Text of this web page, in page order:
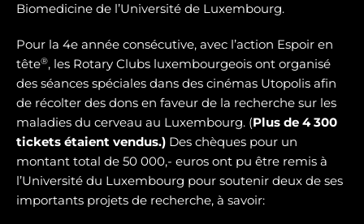
Biomedicine de l’Université de Luxembourg.
Pour la 4e année consécutive, avec l’action Espoir en
tête®, les Rotary Clubs luxembourgeois ont organisé
des séances spéciales dans des cinémas Utopolis afin
de récolter des dons en faveur de la recherche sur les
maladies du cerveau au Luxembourg. (Plus de 4 300
tickets étaient vendus.) Des chèques pour un
montant total de 50 000,- euros ont pu être remis à
l’Université du Luxembourg pour soutenir deux de ses
importants projets de recherche, à savoir: